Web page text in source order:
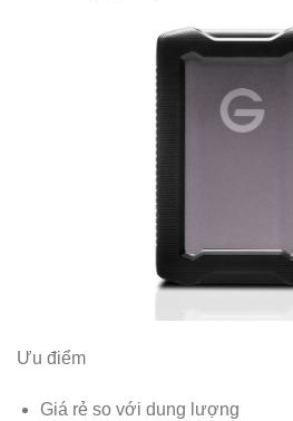
Ưu điểm
Giá rẻ so với dung lượng